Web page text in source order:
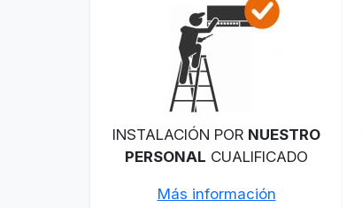
INSTALACIÓN POR NUESTRO
PERSONAL CUALIFICADO
Más información